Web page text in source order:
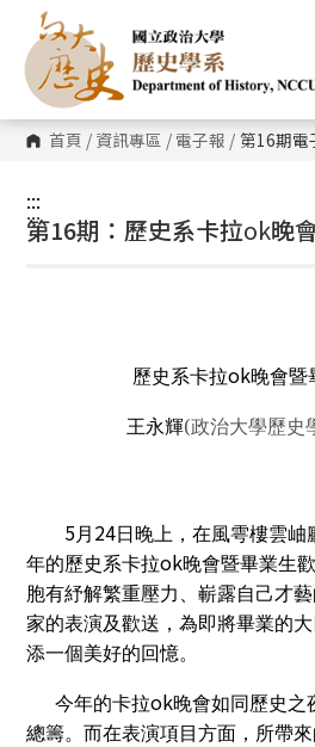
主
要
內
區
塊 首頁 / 資訊專區 / 電子報 / 第16期電
:::
:::
第16期：歷史系卡拉ok晚
歷史系卡拉ok晚會暨
王永輝(政治大學歷史
5月24日晚上，在風雩樓雲
年的歷史系卡拉ok晚會暨畢業生
胞有紓解繁重壓力、嶄露自己才
家的表演及歡送，為即將畢業的
添一個美好的回憶。
今年的卡拉ok晚會如同歷史之
總籌。而在表演項目方面，所帶